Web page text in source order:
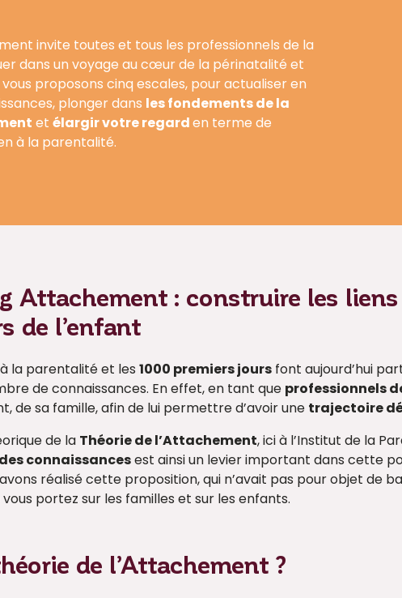
invite toutes et tous les professionnels de la
dans un voyage au cœur de la périnatalité et
proposons cinq escales, pour actualiser en
plonger dans les fondements de la
etélargir votre regarden terme de
à la parentalité.
Attachement : construire les
de l’enfant
la parentalité et les1000 premiers jours font aujourd’hui
de connaissances. En effet, en tant que professionnels
de sa famille, afin de lui permettre d’avoir une trajectoire
de la Théorie de l’Attachement, ici à l’Institut de la
connaissancesest ainsi un levier important dans cette
réalisé cette proposition, qui n’avait pas pour objet de
portez sur les familles et sur les enfants.
de l’Attachement ?